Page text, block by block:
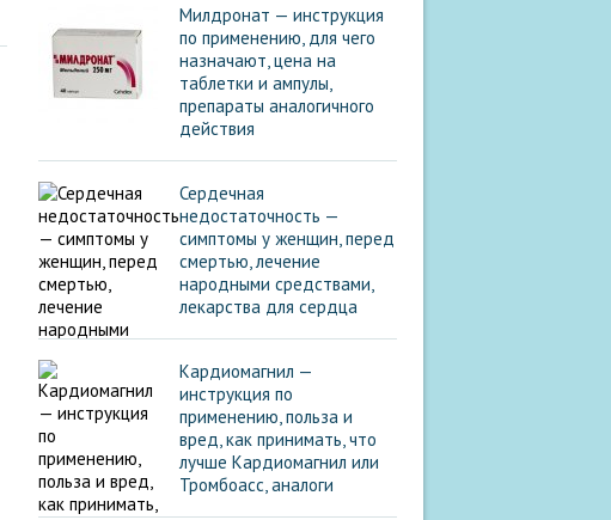
Милдронат — инструкция
по применению, для чего
назначают, цена на
таблетки и ампулы,
препараты аналогичного
действия
Сердечная
недостаточность —
симптомы у женщин, перед
смертью, лечение
народными средствами,
лекарства для сердца
Кардиомагнил —
инструкция по
применению, польза и
вред, как принимать, что
лучше Кардиомагнил или
Тромбоасс, аналоги